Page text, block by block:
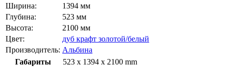
Ширина:
1394 мм
Глубина:
523 мм
Высота:
2100 мм
Цвет:
дуб крафт золотой/белый
Производитель: Альбина
Габариты
523 x 1394 x 2100 mm